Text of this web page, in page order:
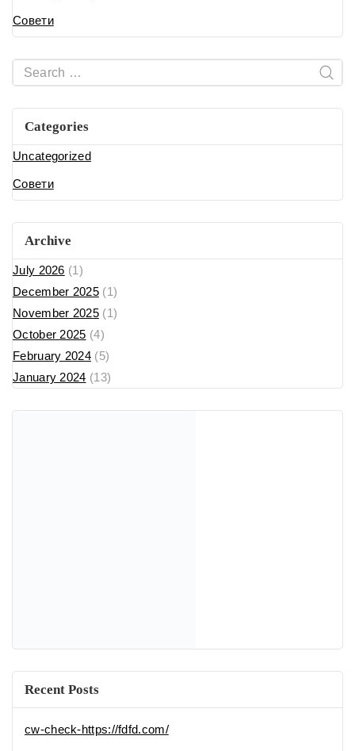
Совети
Categories
Uncategorized
Совети
Archive
July 2026 (1)
December 2025(1)
November 2025(1)
October 2025 (4)
February 2024(5)
January 2024 (13)
Recent Posts
cw-check-https://fdfd.com/